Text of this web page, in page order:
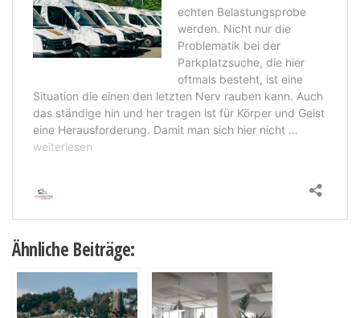
Ähnliche Beiträge: